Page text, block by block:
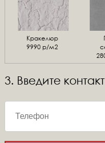
Кракелюр
9990 р/м2
3. Введите